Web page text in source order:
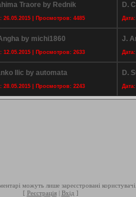
Traore by Rednik
26.05.2015 | Просмотров: 4485
D.
by michi1860
12.05.2015 | Просмотров: 2633
J.
Ilic by automata
28.05.2015 | Просмотров: 2243
D.
можуть лише зареєстровані користувачі.
[ Реєстрація| Вхід ]